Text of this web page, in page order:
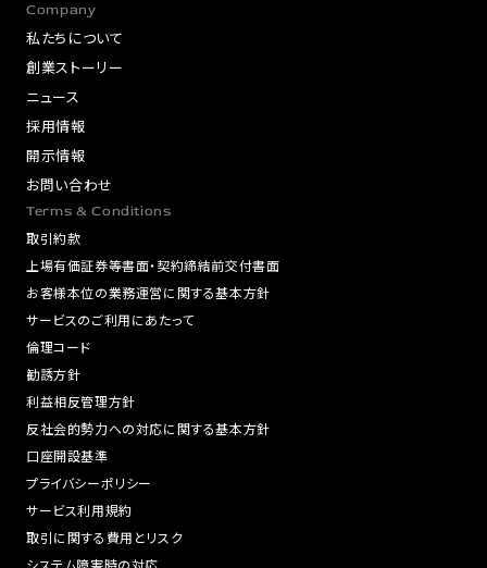
Company
私たちについて
創業ストーリー
ニュース
採用情報
開示情報
お問い合わせ
Terms & Conditions
取引約款
上場有価証券等書面・契約締結前交付書面
お客様本位の業務運営に関する基本方針
サービスのご利用にあたって
倫理コード
勧誘方針
利益相反管理方針
反社会的勢力への対応に関する基本方針
口座開設基準
プライバシーポリシー
サービス利用規約
取引に関する費用とリスク
システム障害時の対応